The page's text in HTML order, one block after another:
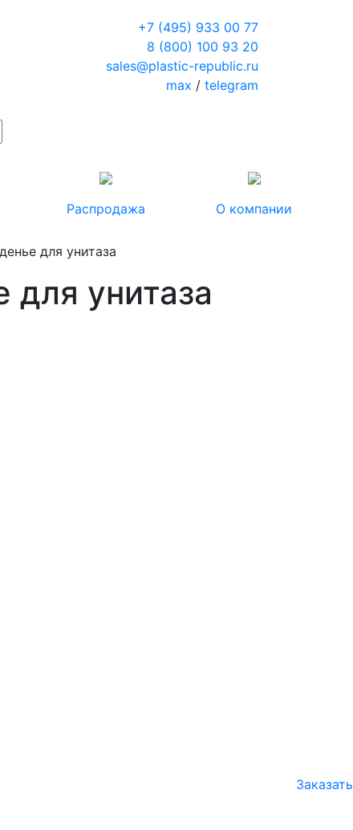
+7 (495) 933 00 77
8 (800) 100 93 20
sales@plastic-republic.ru
max / telegram
Распродажа О компании
для унитаза
для унитаза
Заказать